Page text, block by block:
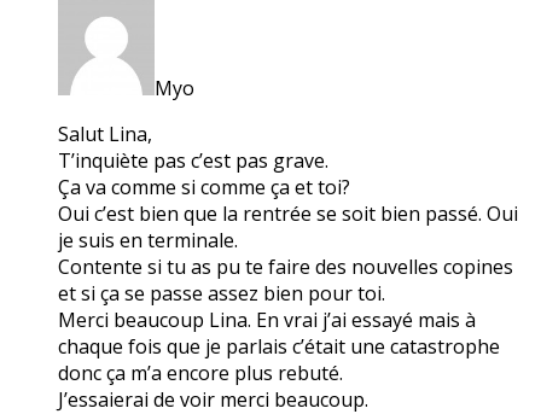
Myo
Salut Lina,
T’inquiète pas c’est pas grave.
Ça va comme si comme ça et toi?
Oui c’est bien que la rentrée se soit bien passé. Oui
je suis en terminale.
Contente si tu as pu te faire des nouvelles copines
et si ça se passe assez bien pour toi.
Merci beaucoup Lina. En vrai j’ai essayé mais à
chaque fois que je parlais c’était une catastrophe
donc ça m’a encore plus rebuté.
J’essaierai de voir merci beaucoup.